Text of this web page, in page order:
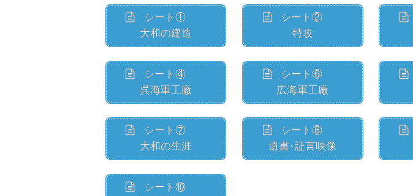
シート①
大和の建造
シート②
特攻
シート④
呉海軍工廠
シート⑥
広海軍工廠
シート⑦
大和の生涯
シート⑧
遺書･証言映像
シート⑩